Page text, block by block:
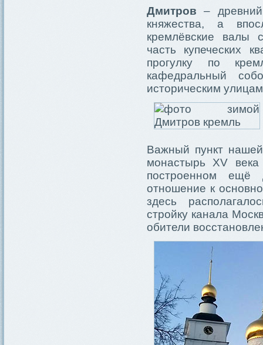
Дмитров – древний
княжества, а
кремлёвские валы
часть купеческих
прогулку по
кафедральный
историческим
Важный пункт
монастырь XV
построенном ещё
отношение к
здесь
стройку канала
обители